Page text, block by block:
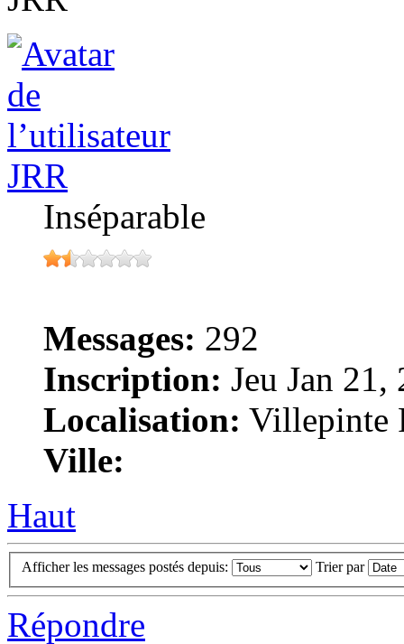
JRR
Inséparable
Messages: 292
Inscription: Jeu Jan
Localisation: Villepinte
Ville:
Haut
Afficher les messages postés depuis: Trier par
Répondre